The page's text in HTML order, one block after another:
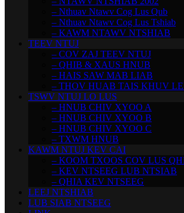
– Nthuav Ntawv Cog Lus Qub
– Nthuav Ntawv Cog Lus Tshiab
– KAWM NTAWV NTSHIAB
TEEV NTUJ
– COV ZAJ TEEV NTUJ
– QHIB & XAUS HNUB
– HAIS SAW MAB LIAB
– THOV HUAB TAIS KHUV
TSWV NTUJ LO LUS
– HNUB CHIV XYOO A
– HNUB CHIV XYOO B
– HNUB CHIV XYOO C
– TXWM HNUB
KAWM NTUJ KEV CAI
– KOOM TXOOS COV LUS
– KEV NTSEEG LUB NTSIAB
– QHIA KEV NTSEEG
LEEJ NTSHIAB
LUB SIAB NTSEEG